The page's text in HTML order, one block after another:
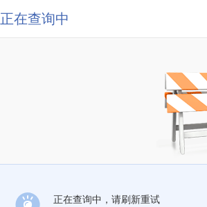
正在查询中
正在查询中，请刷新重试